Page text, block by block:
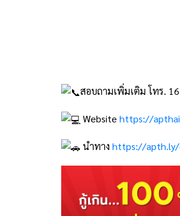
สอบถามเพิ่มเติม โทร.
Website https://
นำทาง https://apth.ly/